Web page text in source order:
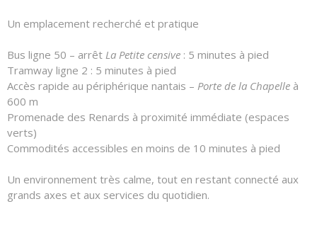
Un emplacement recherché et pratique
Bus ligne 50 – arrêt La Petite censive : 5 minutes à pied
Tramway ligne 2 : 5 minutes à pied
Accès rapide au périphérique nantais – Porte de la Chapelle à
600 m
Promenade des Renards à proximité immédiate (espaces
verts)
Commodités accessibles en moins de 10 minutes à pied
Un environnement très calme, tout en restant connecté aux
grands axes et aux services du quotidien.